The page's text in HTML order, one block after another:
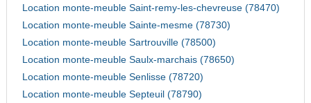
Location monte-meuble Saint-remy-les-chevreuse (78470)
Location monte-meuble Sainte-mesme (78730)
Location monte-meuble Sartrouville (78500)
Location monte-meuble Saulx-marchais (78650)
Location monte-meuble Senlisse (78720)
Location monte-meuble Septeuil (78790)